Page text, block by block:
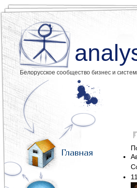
Белорусское сообщество бизнес и
Главная